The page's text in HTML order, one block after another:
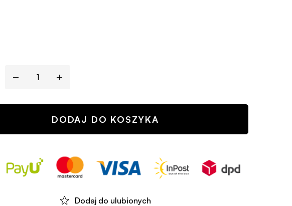
DODAJ DO KOSZYKA
Dodaj do ulubionych